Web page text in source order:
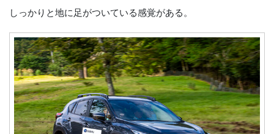
しっかりと地に足がついている感覚がある。